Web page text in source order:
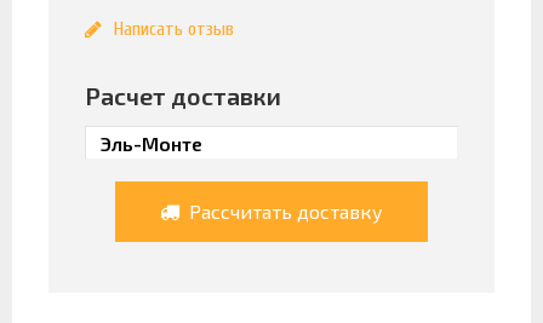
Написать отзыв
Расчет доставки
Рассчитать доставку